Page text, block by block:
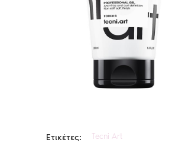
Ετικέτες: Tecni Art